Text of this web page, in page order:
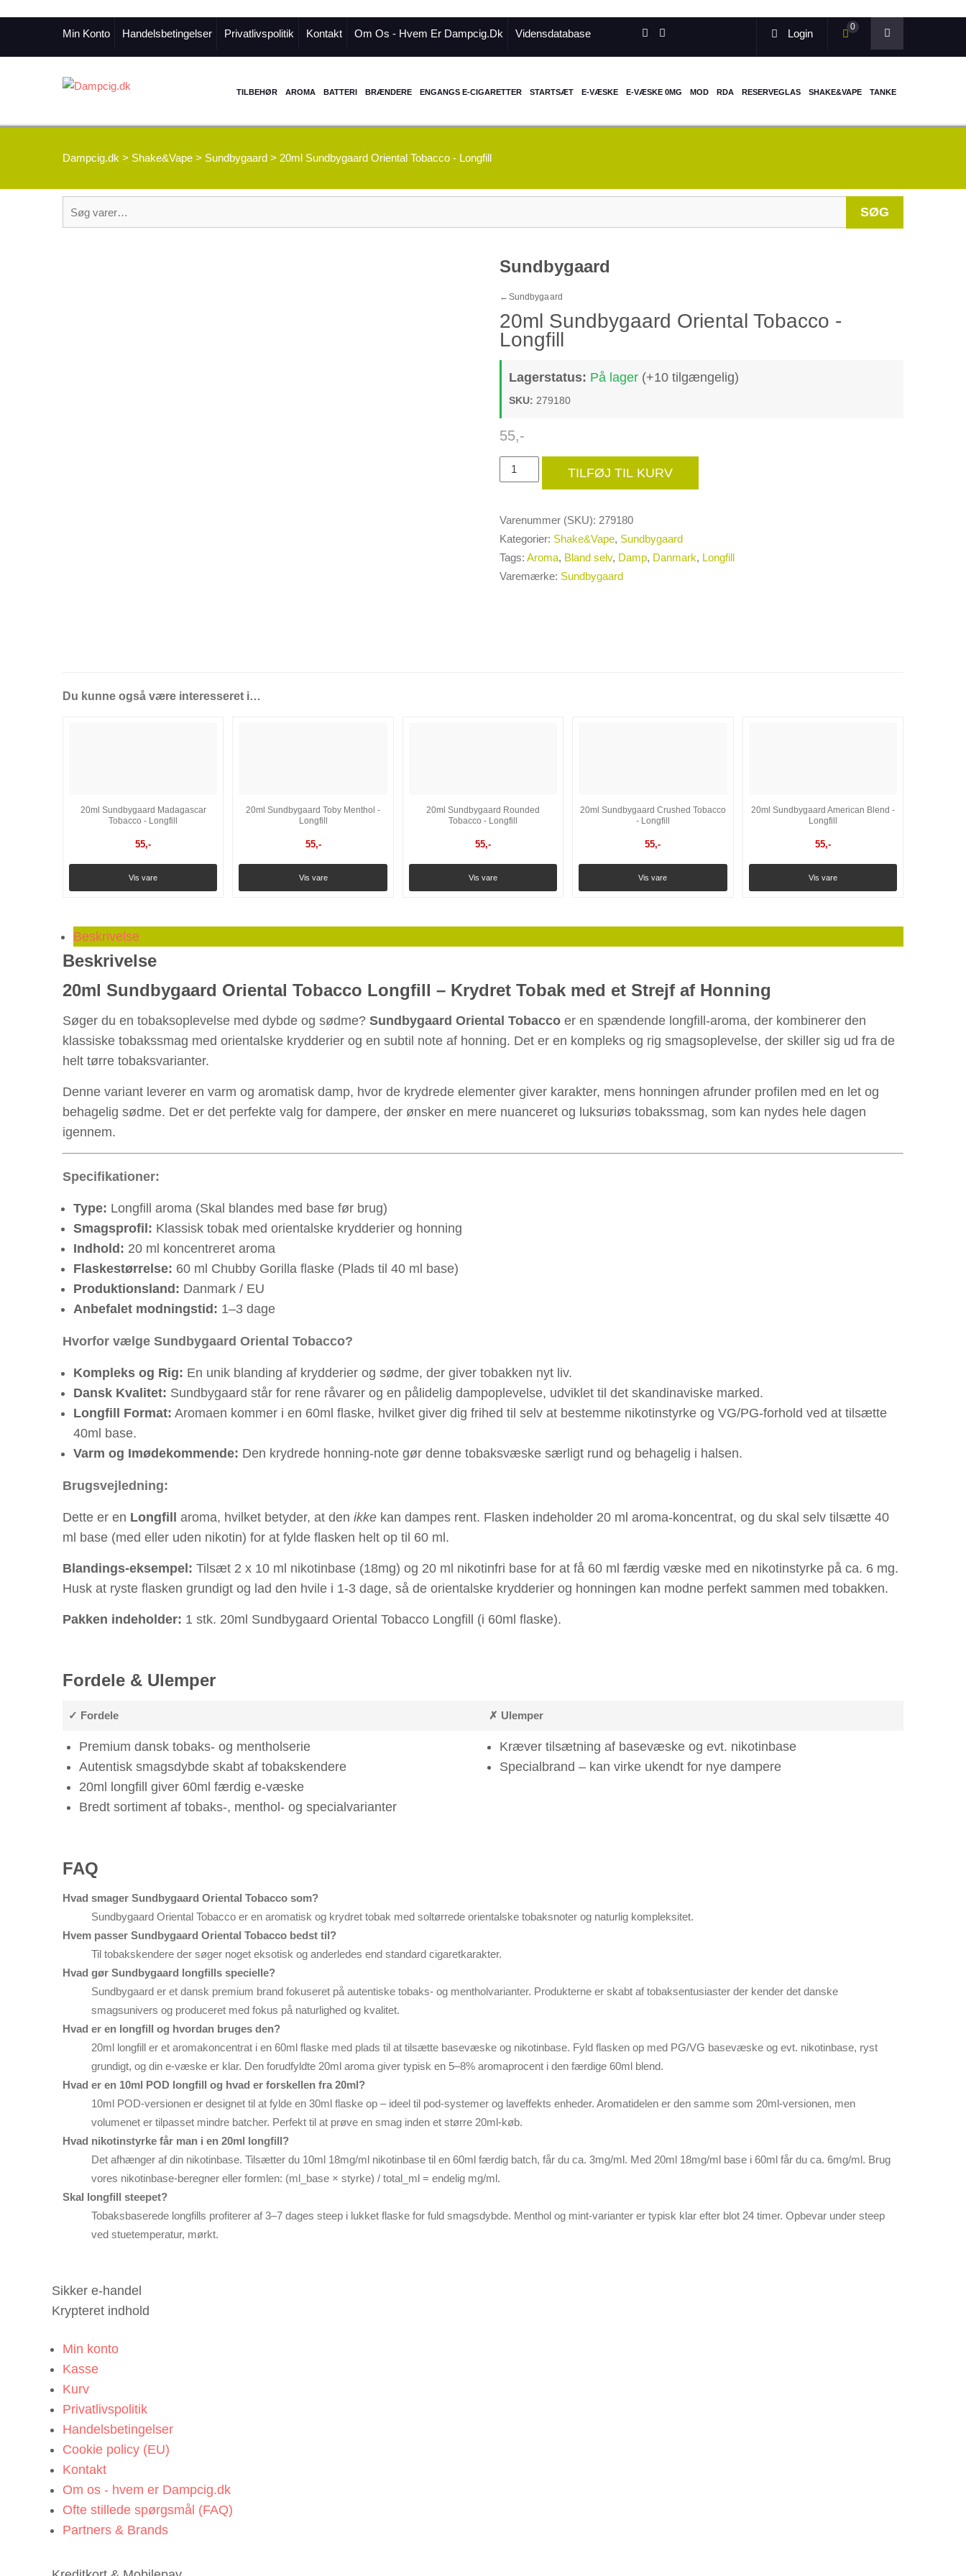
Min Konto Handelsbetingelser Privatlivspolitik Kontakt Om Os - Hvem Er Dampcig.dk Vidensdatabase Login
0
TILBEHØR AROMA BATTERI BRÆNDERE ENGANGS E-CIGARETTER STARTSÆT E-VÆSKE E-VÆSKE 0MG MOD RDA RESERVEGLAS SHAKE&VAPE TANKE
Dampcig.dk > Shake&Vape > Sundbygaard > 20ml Sundbygaard Oriental Tobacco - Longfill
SØG
Sundbygaard
← Sundbygaard
20ml Sundbygaard Oriental Tobacco -
Longfill
Lagerstatus: På lager (+10 tilgængelig)
SKU: 279180
55,-
20ml
Sundbygaard
Tobacco
-
Longfill
antal
TILFØJ TIL KURV
Varenummer (SKU): 279180
Kategorier: Shake&Vape, Sundbygaard
Tags:Aroma, Bland selv, Damp, Danmark, Longfill
Varemærke: Sundbygaard
Du kunne også være interesseret i…
20ml Sundbygaard Madagascar
Tobacco - Longfill
55,-
Vis vare
20ml Sundbygaard Toby Menthol -
Longfill
55,-
Vis vare
20ml Sundbygaard Rounded
Tobacco - Longfill
55,-
Vis vare
20ml Sundbygaard Crushed Tobacco
- Longfill
55,-
Vis vare
20ml Sundbygaard American Blend -
Longfill
55,-
Vis vare
Beskrivelse
Beskrivelse
20ml Sundbygaard Oriental Tobacco Longfill – Krydret Tobak med et Strejf af Honning
Søger du en tobaksoplevelse med dybde og sødme? Sundbygaard Oriental Tobacco er en spændende longfill-aroma, der kombinerer den
klassiske tobakssmag med orientalske krydderier og en subtil note af honning. Det er en kompleks og rig smagsoplevelse, der skiller sig ud fra de
helt tørre tobaksvarianter.
Denne variant leverer en varm og aromatisk damp, hvor de krydrede elementer giver karakter, mens honningen afrunder profilen med en let og
behagelig sødme. Det er det perfekte valg for dampere, der ønsker en mere nuanceret og luksuriøs tobakssmag, som kan nydes hele dagen
igennem.
Specifikationer:
Type: Longfill aroma (Skal blandes med base før brug)
Smagsprofil: Klassisk tobak med orientalske krydderier og honning
Indhold: 20 ml koncentreret aroma
Flaskestørrelse: 60 ml Chubby Gorilla flaske (Plads til 40 ml base)
Produktionsland: Danmark / EU
Anbefalet modningstid: 1–3 dage
Hvorfor vælge Sundbygaard Oriental Tobacco?
Kompleks og Rig: En unik blanding af krydderier og sødme, der giver tobakken nyt liv.
Dansk Kvalitet: Sundbygaard står for rene råvarer og en pålidelig dampoplevelse, udviklet til det skandinaviske marked.
Longfill Format: Aromaen kommer i en 60ml flaske, hvilket giver dig frihed til selv at bestemme nikotinstyrke og VG/PG-forhold ved at tilsætte
40ml base.
Varm og Imødekommende: Den krydrede honning-note gør denne tobaksvæske særligt rund og behagelig i halsen.
Brugsvejledning:
Dette er en Longfill aroma, hvilket betyder, at den ikke kan dampes rent. Flasken indeholder 20 ml aroma-koncentrat, og du skal selv tilsætte 40
ml base (med eller uden nikotin) for at fylde flasken helt op til 60 ml.
Blandings-eksempel: Tilsæt 2 x 10 ml nikotinbase (18mg) og 20 ml nikotinfri base for at få 60 ml færdig væske med en nikotinstyrke på ca. 6 mg.
Husk at ryste flasken grundigt og lad den hvile i 1-3 dage, så de orientalske krydderier og honningen kan modne perfekt sammen med tobakken.
Pakken indeholder: 1 stk. 20ml Sundbygaard Oriental Tobacco Longfill (i 60ml flaske).
Fordele & Ulemper
✓ Fordele ✗ Ulemper
Premium dansk tobaks- og mentholserie
Autentisk smagsdybde skabt af tobakskendere
20ml longfill giver 60ml færdig e-væske
Bredt sortiment af tobaks-, menthol- og specialvarianter
Kræver tilsætning af basevæske og evt. nikotinbase
Specialbrand – kan virke ukendt for nye dampere
FAQ
Hvad smager Sundbygaard Oriental Tobacco som?
Sundbygaard Oriental Tobacco er en aromatisk og krydret tobak med soltørrede orientalske tobaksnoter og naturlig kompleksitet.
Hvem passer Sundbygaard Oriental Tobacco bedst til?
Til tobakskendere der søger noget eksotisk og anderledes end standard cigaretkarakter.
Hvad gør Sundbygaard longfills specielle?
Sundbygaard er et dansk premium brand fokuseret på autentiske tobaks- og mentholvarianter. Produkterne er skabt af tobaksentusiaster der kender det danske
smagsunivers og produceret med fokus på naturlighed og kvalitet.
Hvad er en longfill og hvordan bruges den?
20ml longfill er et aromakoncentrat i en 60ml flaske med plads til at tilsætte basevæske og nikotinbase. Fyld flasken op med PG/VG basevæske og evt. nikotinbase, ryst
grundigt, og din e-væske er klar. Den forudfyldte 20ml aroma giver typisk en 5–8% aromaprocent i den færdige 60ml blend.
Hvad er en 10ml POD longfill og hvad er forskellen fra 20ml?
10ml POD-versionen er designet til at fylde en 30ml flaske op – ideel til pod-systemer og laveffekts enheder. Aromatidelen er den samme som 20ml-versionen, men
volumenet er tilpasset mindre batcher. Perfekt til at prøve en smag inden et større 20ml-køb.
Hvad nikotinstyrke får man i en 20ml longfill?
Det afhænger af din nikotinbase. Tilsætter du 10ml 18mg/ml nikotinbase til en 60ml færdig batch, får du ca. 3mg/ml. Med 20ml 18mg/ml base i 60ml får du ca. 6mg/ml. Brug
vores nikotinbase-beregner eller formlen: (ml_base × styrke) / total_ml = endelig mg/ml.
Skal longfill steepet?
Tobaksbaserede longfills profiterer af 3–7 dages steep i lukket flaske for fuld smagsdybde. Menthol og mint-varianter er typisk klar efter blot 24 timer. Opbevar under steep
ved stuetemperatur, mørkt.
Sikker e-handel
Krypteret indhold
Min konto
Kasse
Kurv
Privatlivspolitik
Handelsbetingelser
Cookie policy (EU)
Kontakt
Om os - hvem er Dampcig.dk
Ofte stillede spørgsmål (FAQ)
Partners & Brands